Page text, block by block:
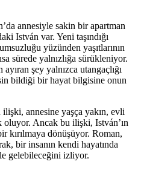
annesiyle sakin bir apartman
István var. Yeni taşındığı
yüzünden yaşıtlarının
sürede yalnızlığa sürükleniyor.
şey yalnızca utangaçlığı
bildiği bir hayat bilgisine onun
ilişki, annesine yaşça yakın, evli
oluyor. Ancak bu ilişki, István’ın
kırılmaya dönüşüyor. Roman,
bir insanın kendi hayatında
gelebileceğini izliyor.